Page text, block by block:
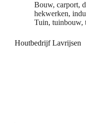
Bouw, carport,
hekwerken,
Tuin, tuinbouw,
Houtbedrijf Lavrijsen